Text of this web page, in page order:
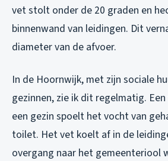
vet stolt onder de 20 graden en
binnenwand van leidingen. Dit
diameter van de afvoer.
In de Hoornwijk, met zijn sociale
gezinnen, zie ik dit regelmatig.
een gezin spoelt het vocht van
toilet. Het vet koelt af in de
overgang naar het gemeenteriool